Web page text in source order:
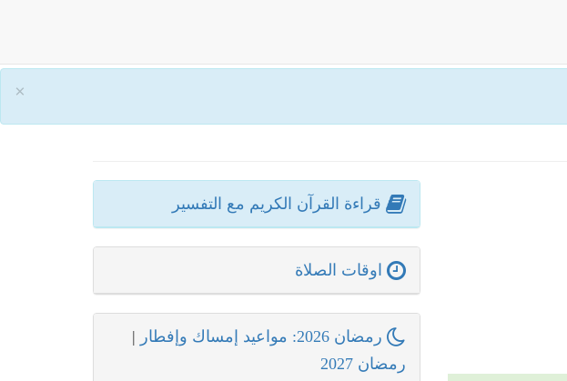
×
قراءة القرآن الكريم مع التفسير
اوقات الصلاة
رمضان 2026: مواعيد إمساك وإفطار
|
رمضان 2027